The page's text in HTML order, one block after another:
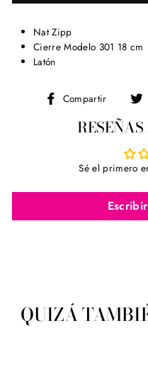
Nat Zipp
Cierre Modelo 301 18 cm
Latón
Compartir
Sé el primero
QUIZÁ